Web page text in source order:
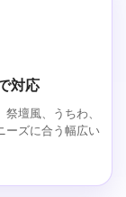
対応
壇風、うちわ、
ーズに合う幅広い